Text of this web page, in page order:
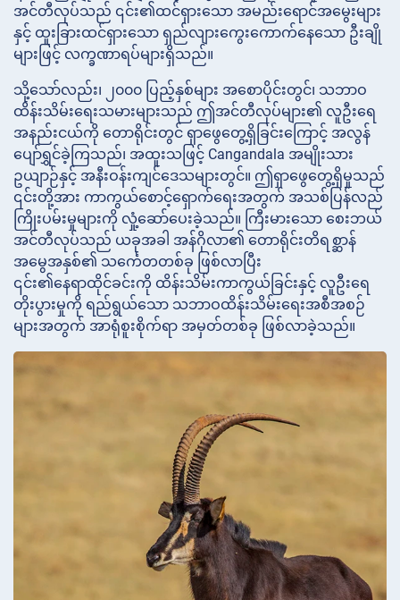
အင်တီလုပ်သည် ၎င်း၏ထင်ရှားသော အမည်းရောင်အမွေးများ
နှင့် ထူးခြားထင်ရှားသော ရှည်လျားကွေးကောက်နေသော ဦးချို
များဖြင့် လက္ခဏာရပ်များရှိသည်။
သို့သော်လည်း၊ ၂၀၀၀ ပြည့်နှစ်များ အစောပိုင်းတွင်၊ သဘာဝ
ထိန်းသိမ်းရေးသမားများသည် ဤအင်တီလုပ်များ၏ လူဦးရေ
အနည်းငယ်ကို တောရိုင်းတွင် ရှာဖွေတွေ့ရှိခြင်းကြောင့် အလွန်
ပျော်ရွှင်ခဲ့ကြသည်၊ အထူးသဖြင့် Cangandala အမျိုးသား
ဥယျာဉ်နှင့် အနီးဝန်းကျင်ဒေသများတွင်။ ဤရှာဖွေတွေ့ရှိမှုသည်
၎င်းတို့အား ကာကွယ်စောင့်ရှောက်ရေးအတွက် အသစ်ပြန်လည်
ကြိုးပမ်းမှုများကို လှုံ့ဆော်ပေးခဲ့သည်။ ကြီးမားသော စေးဘယ်
အင်တီလုပ်သည် ယခုအခါ အန်ဂိုလာ၏ တောရိုင်းတိရစ္ဆာန်
အမွေအနှစ်၏ သင်္ကေတတစ်ခု ဖြစ်လာပြီး
၎င်း၏နေရာထိုင်ခင်းကို ထိန်းသိမ်းကာကွယ်ခြင်းနှင့် လူဦးရေ
တိုးပွားမှုကို ရည်ရွယ်သော သဘာဝထိန်းသိမ်းရေးအစီအစဉ်
များအတွက် အာရုံစူးစိုက်ရာ အမှတ်တစ်ခု ဖြစ်လာခဲ့သည်။